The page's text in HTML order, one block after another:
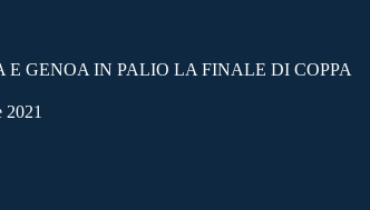
E GENOA IN PALIO LA FINALE DI COPPA
2021